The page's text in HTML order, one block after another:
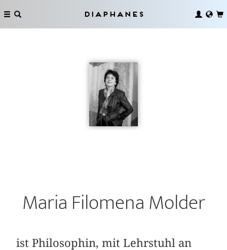
Diaphanes
Maria Filomena Molder
ist Philosophin, mit Lehrstuhl an